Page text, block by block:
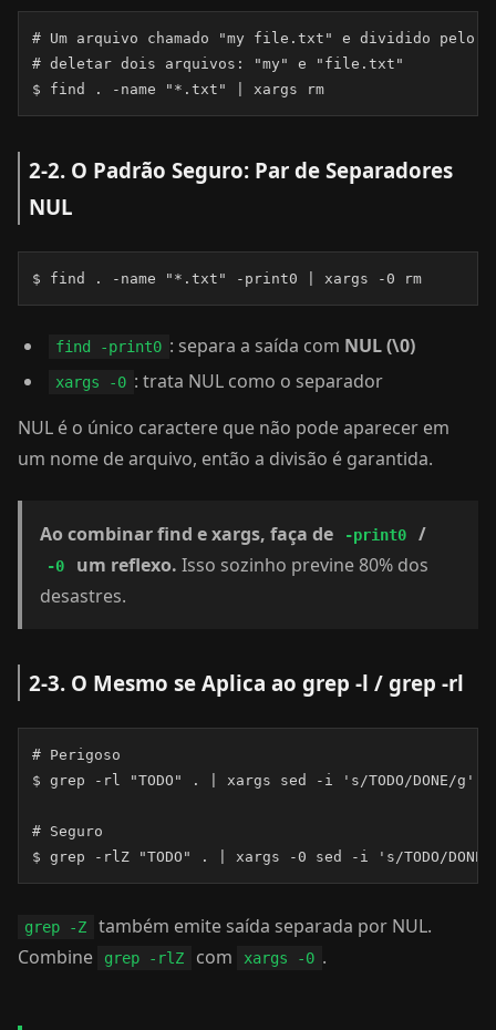
# Um arquivo chamado "my file.txt" e dividido pelo
# deletar dois arquivos: "my" e "file.txt"
$ find . -name "*.txt" | xargs rm
2-2. O Padrão Seguro: Par de Separadores
NUL
$ find . -name "*.txt" -print0 | xargs -0 rm
find -print0 : separa a saída com NUL (\0)
xargs -0 : trata NUL como o separador
NUL é o único caractere que não pode aparecer em
um nome de arquivo, então a divisão é garantida.
Ao combinar find e xargs, faça de -print0 /
-0 um reflexo. Isso sozinho previne 80% dos
desastres.
2-3. O Mesmo se Aplica ao grep -l / grep -rl
# Perigoso
$ grep -rl "TODO" . | xargs sed -i 's/TODO/DONE/g'
# Seguro
$ grep -rlZ "TODO" . | xargs -0 sed -i 's/TODO/
grep -Z
também emite saída separada por NUL.
Combine
grep -rlZ com xargs -0 .